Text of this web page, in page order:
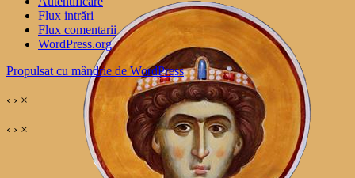
Flux intrări
Flux comentarii
WordPress.org
Propulsat cu mândrie de WordPress
‹ › ×
‹ › ×